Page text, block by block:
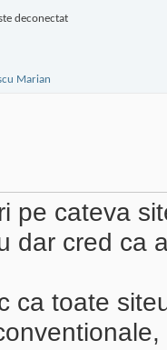
pe cateva
dar cred ca
ca toate